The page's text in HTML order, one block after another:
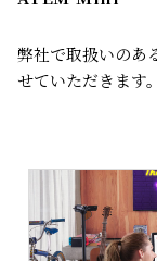
弊社で取扱いのあ
せていただきます。